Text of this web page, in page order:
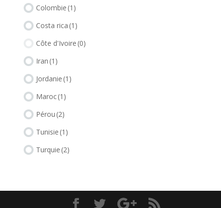
Colombie (1)
Costa rica (1)
Côte d'Ivoire (0)
Iran (1)
Jordanie (1)
Maroc(1)
Pérou (2)
Tunisie (1)
Turquie (2)